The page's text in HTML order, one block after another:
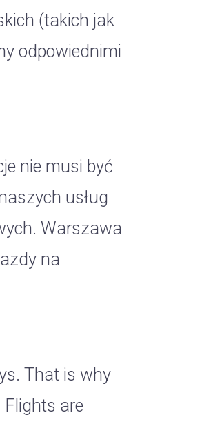
(takich jak
odpowiednimi
nie musi być
usług
Warszawa
na
That is why
Flights are